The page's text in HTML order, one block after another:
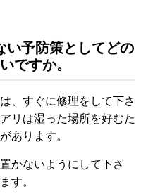
い予防策としてどの
ですか。
、すぐに修理をして下さ
リは湿った場所を好むた
あります。
かないようにして下さ
す。